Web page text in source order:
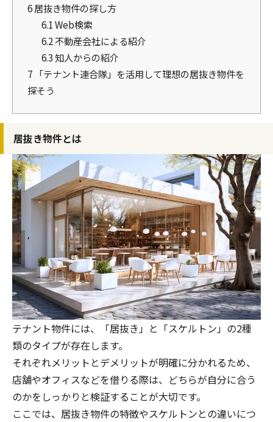
6居抜き物件の探し方
6.1Web検索
6.2不動産会社による紹介
6.3知人からの紹介
7 「テナント連合隊」を活用して理想の居抜き物件を
探そう
居抜き物件とは
テナント物件には、「居抜き」と「スケルトン」の2種
類のタイプが存在します。
それぞれメリットとデメリットが明確に分かれるため、
店舗やオフィスなどを借りる際は、どちらが自分に合う
のかをしっかりと検証することが大切です。
ここでは、居抜き物件の特徴やスケルトンとの違いにつ